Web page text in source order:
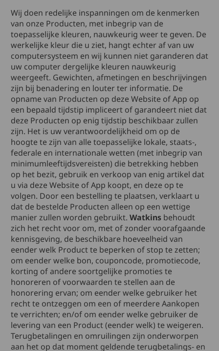
Wij doen redelijke inspanningen om de kenmerken
van onze Producten, met inbegrip van de
toepasselijke kleuren, nauwkeurig weer te geven. De
werkelijke kleur die u ziet, hangt echter af van uw
computersysteem en wij kunnen niet garanderen dat
uw computer dergelijke kleuren nauwkeurig
weergeeft. Gewichten, afmetingen en beschrijvingen
zijn bij benadering en louter ter informatie. De
opname van Producten op deze Website of App op
een bepaald tijdstip impliceert of garandeert niet dat
deze Producten op enig tijdstip beschikbaar zullen
zijn. Het is uw verantwoordelijkheid om op de
hoogte te zijn van alle toepasselijke lokale, staats-,
federale en internationale wetten (met inbegrip van
minimumleeftijdsvereisten) die betrekking hebben
op het bezit, gebruik en verkoop van enig artikel dat
u via deze Website of App koopt, en deze op te
volgen. Door een bestelling te plaatsen, verklaart u
dat de bestelde Producten alleen op een wettige
manier zullen worden gebruikt. Watkins behoudt
zich het recht voor om, met of zonder voorafgaande
kennisgeving, de beschikbare hoeveelheid van
eender welk Product te beperken of stop te zetten;
om eender welke bon, couponcode, promotiecode,
korting of andere soortgelijke promoties te
honoreren of voorwaarden te stellen aan de
honorering ervan; om eender welke gebruiker het
recht te ontzeggen om een of meerdere Aankopen
te verrichten; en/of om eender welke gebruiker de
levering van een Product (eender welk) te weigeren.
Terugbetalingen en omruilingen zijn onderworpen
aan het op dat moment geldende terugbetalings- en